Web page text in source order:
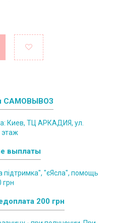
САМОВЫВОЗ
Киев, ТЦ АРКАДИЯ, ул.
этаж
выплаты
"єЯсла", помощь
грн
200 грн